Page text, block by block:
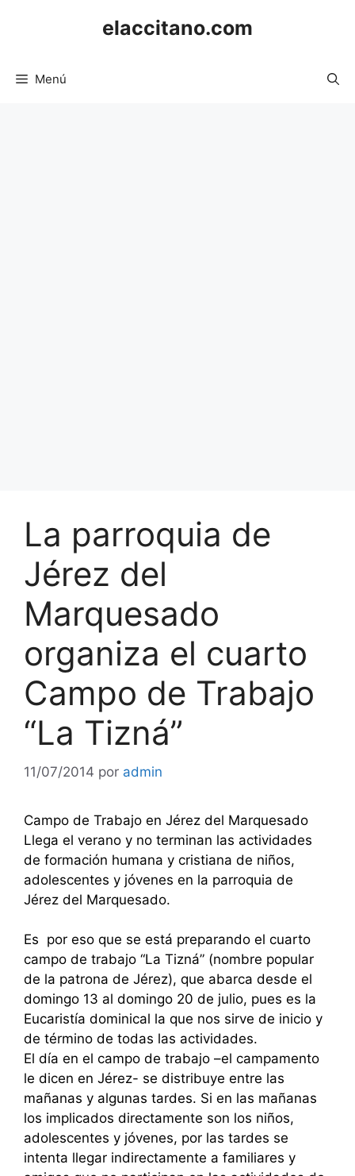
elaccitano.com
Menú
La parroquia de
Jérez del
Marquesado
organiza el cuarto
Campo de Trabajo
“La Tizná”
11/07/2014 por admin
Campo de Trabajo en Jérez del Marquesado
Llega el verano y no terminan las actividades
de formación humana y cristiana de niños,
adolescentes y jóvenes en la parroquia de
Jérez del Marquesado.
Es por eso que se está preparando el cuarto
campo de trabajo “La Tizná” (nombre popular
de la patrona de Jérez), que abarca desde el
domingo 13 al domingo 20 de julio, pues es la
Eucaristía dominical la que nos sirve de inicio y
de término de todas las actividades.
El día en el campo de trabajo –el campamento
le dicen en Jérez- se distribuye entre las
mañanas y algunas tardes. Si en las mañanas
los implicados directamente son los niños,
adolescentes y jóvenes, por las tardes se
intenta llegar indirectamente a familiares y